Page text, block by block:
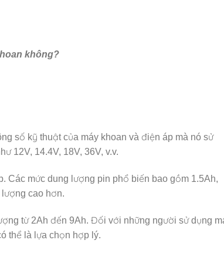
không?
số kỹ thuật của máy khoan và điện áp mà nó sử
12V, 14.4V, 18V, 36V, v.v.
Các mức dung lượng pin phổ biến bao gồm 1.5Ah,
cao hơn.
từ 2Ah đến 9Ah. Đối với những người sử dụng
thể là lựa chọn hợp lý.